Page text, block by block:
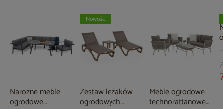
Narożne meble
ogrodowe
Zestaw leżaków
ogrodowych
Nowość
Meble ogrodowe
technorattanowe